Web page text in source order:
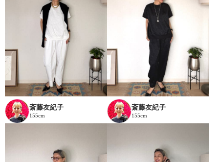
斎藤友紀子
155cm
斎藤友紀子
155cm